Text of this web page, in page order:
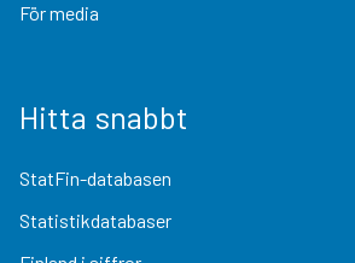
För media
Hitta snabbt
StatFin-databasen
Statistikdatabaser